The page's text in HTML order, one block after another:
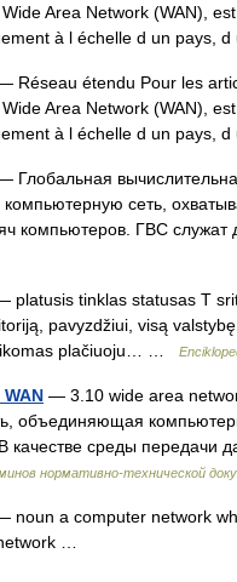
Area Network (WAN),
à l échelle d un
Réseau étendu Pour les
Area Network (WAN),
à l échelle d un
Глобальная
компьютерную сеть,
компьютеров. ГВС
platusis tinklas statusas T
pavyzdžiui, visą
plačiuoju… …
— 3.10 wide area
объединяющая
качестве среды передачи
нормативно-технической
noun a computer network
…